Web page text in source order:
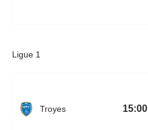
Ligue 1
Troyes 15:00